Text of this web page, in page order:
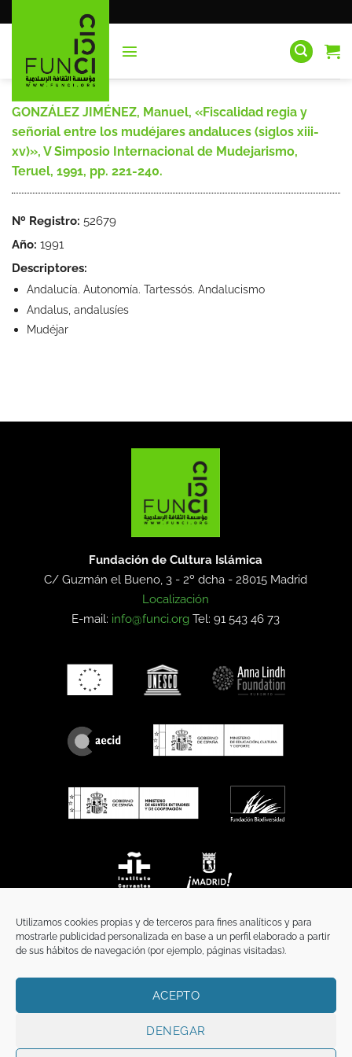
Utilizamos cookies propias y de terceros para fines analíticos y para
mostrarle publicidad personalizada en base a un perfil elaborado a partir
de sus hábitos de navegación (por ejemplo, páginas visitadas).
ACEPTO
DENEGAR
al
GONZÁLEZ JIMÉNEZ, Manuel, «Fiscalidad regia y
señorial entre los mudéjares andaluces (siglos xiii-
xv)», V Simposio Internacional de Mudejarismo,
Teruel, 1991, pp. 221-240.
Nº Registro: 52679
Año: 1991
Descriptores:
Andalucía. Autonomía. Tartessós. Andalucismo
Andalus, andalusíes
Mudéjar
Fundación de Cultura Islámica
C/ Guzmán el Bueno, 3 - 2º dcha -28015 Madrid
Localización
E-mail: info@funci.org Tel: 91 543 46 73
TÉRMINOS Y CONDICIONES
Copyright 2026 ©FunciFUNCI es titular de los derechos de propiedad